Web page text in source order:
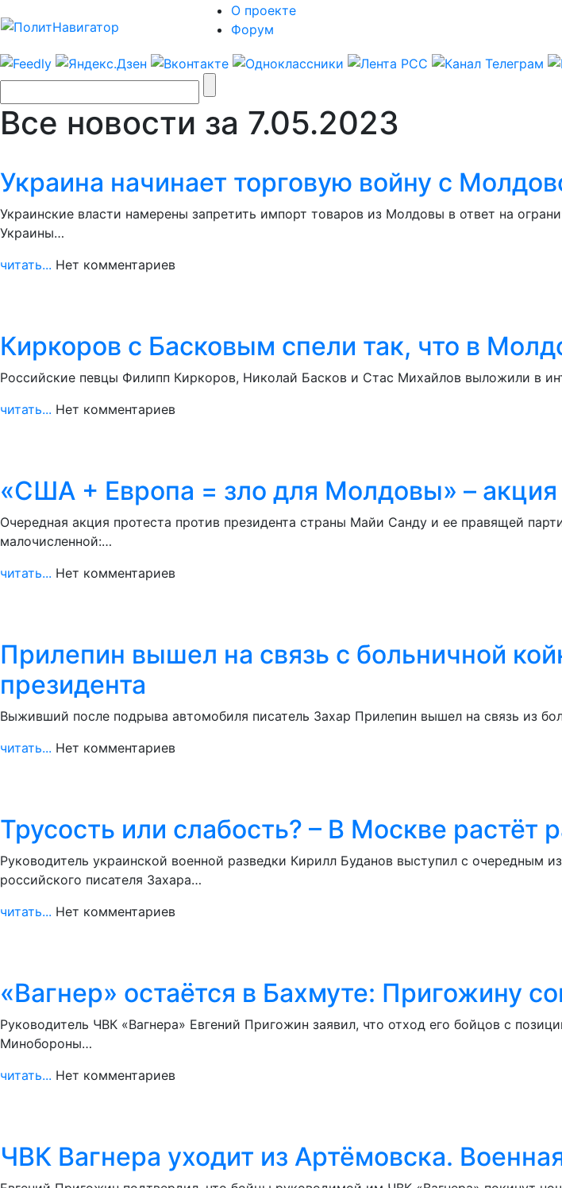
О проекте
Форум
Все новости за 7.05.2023
Украина начинает торговую войну с
Украинские власти намерены запретить импорт товаров из Молдовы в ответ на
Украины…
читать... Нет комментариев
Киркоров с Басковым спели так, что в
Российские певцы Филипп Киркоров, Николай Басков и Стас Михайлов выложили в
читать... Нет комментариев
«США + Европа = зло для Молдовы» –
Очередная акция протеста против президента страны Майи Санду и ее правящей
малочисленной:…
читать... Нет комментариев
Прилепин вышел на связь с больничной
президента
Выживший после подрыва автомобиля писатель Захар Прилепин вышел на связь из
читать... Нет комментариев
Трусость или слабость? – В Москве
Руководитель украинской военной разведки Кирилл Буданов выступил с очередным
российского писателя Захара…
читать... Нет комментариев
«Вагнер» остаётся в Бахмуте: Пригожину
Руководитель ЧВК «Вагнера» Евгений Пригожин заявил, что отход его бойцов с
Минобороны…
читать... Нет комментариев
ЧВК Вагнера уходит из Артёмовска.